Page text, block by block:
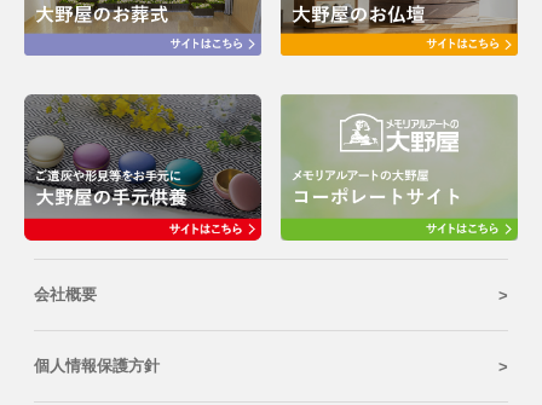
会社概要
個人情報保護方針